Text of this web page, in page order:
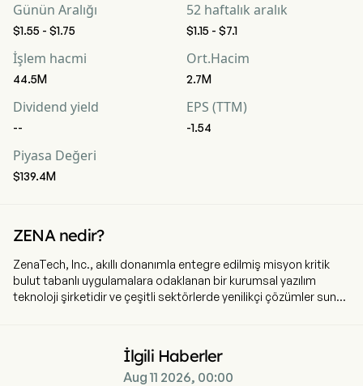
Günün Aralığı
$1.55 - $1.75
52 haftalık aralık
$1.15 - $7.1
İşlem hacmi
44.5M
Ort.Hacim
2.7M
Dividend yield
--
EPS (TTM)
-1.54
Piyasa Değeri
$139.4M
ZENA nedir?
ZenaTech, Inc., akıllı donanımla entegre edilmiş misyon kritik
bulut tabanlı uygulamalara odaklanan bir kurumsal yazılım
teknoloji şirketidir ve çeşitli sektörlerde yenilikçi çözümler sunar.
teknolojisi, satış ve dağıtım ile dron üretimi, satışı ve dağıtımı
alanlarında faaliyet göstermektedir. Yazılım ürünleri ZenaTech,
PacePlus, SystemView, ZigVoice, WorkAware, TillerStack ve
İlgili Haberler
Aug 11 2026, 00:00